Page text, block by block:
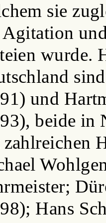
sie
Agitation
wurde.
und
beide in
Hans